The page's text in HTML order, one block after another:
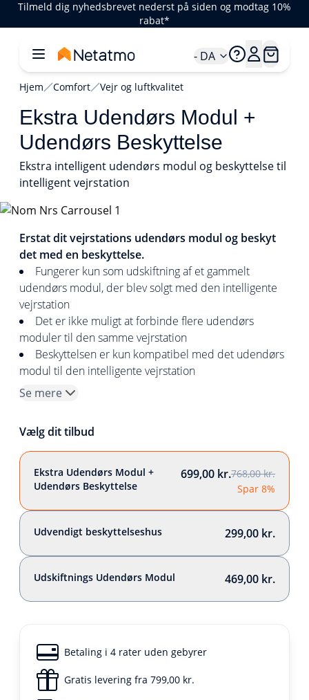
Tilmeld dig nyhedsbrevet nederst på siden og modtag 10%
rabat*
- DA
Hjem Comfort Vejr og luftkvalitet
Ekstra Udendørs Modul +
Udendørs Beskyttelse
Ekstra intelligent udendørs modul og beskyttelse til
intelligent vejrstation
Erstat dit vejrstations udendørs modul og beskyt
det med en beskyttelse.
Fungerer kun som udskiftning af et gammelt
udendørs modul, der blev solgt med den intelligente
vejrstation
Det er ikke muligt at forbinde flere udendørs
moduler til den samme vejrstation
Beskyttelsen er kun kompatibel med det udendørs
modul til den intelligente vejrstation
Se mere
Vælg dit tilbud
Ekstra Udendørs Modul +
Udendørs Beskyttelse
699,00 kr.768,00 kr.
Spar 8%
Udvendigt beskyttelseshus 299,00 kr.
Udskiftnings Udendørs Modul 469,00 kr.
Betaling i 4 rater uden gebyrer
Gratis levering fra 799,00 kr.